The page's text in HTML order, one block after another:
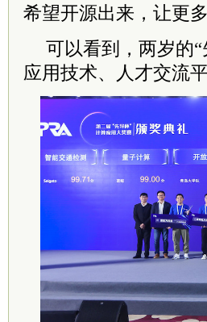
希望开源出来，让更
可以看到，两岁的
应用技术、人才交流平